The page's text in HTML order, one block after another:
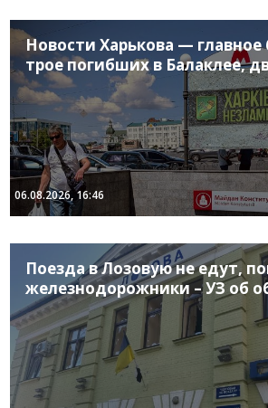
Новости Харькова — главное
трое погибших в Балаклее,
06.08.2026, 16:46
Поезда в Лозовую не едут,
железнодорожники – УЗ об